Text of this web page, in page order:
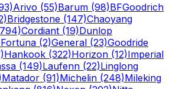
Arivo (55)Barum (98)BFGoodrich
Bridgestone (147)Chaoyang
Cordiant (19)Dunlop
Fortuna (2)General (23)Goodride
Hankook (322)Horizon (12)Imperial
(149)Laufenn (22)Linglong
Matador (91)Michelin (248)Mileking